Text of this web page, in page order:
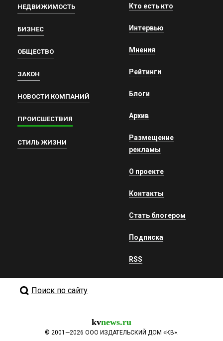
НЕДВИЖИМОСТЬ
БИЗНЕС
ОБЩЕСТВО
ЗАКОН
НОВОСТИ КОМПАНИЙ
ПРОИСШЕСТВИЯ
СТИЛЬ ЖИЗНИ
Кто есть кто
Интервью
Мнения
Рейтинги
Блоги
Архив
Размещение
рекламы
О проекте
Контакты
Стать блогером
Подписка
RSS
Поиск по сайту
kvnews.ru
© 2001—2026 ООО ИЗДАТЕЛЬСКИЙ ДОМ «КВ».